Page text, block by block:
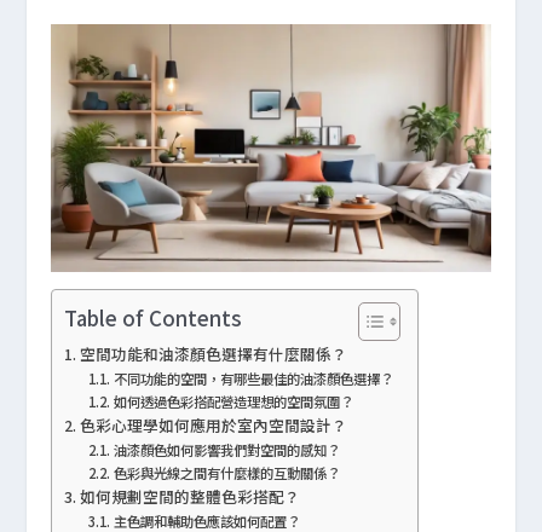
Table of Contents
空間功能和油漆顏色選擇有什麼關係？
不同功能的空間，有哪些最佳的油漆顏色選擇？
如何透過色彩搭配營造理想的空間氛圍？
色彩心理學如何應用於室內空間設計？
油漆顏色如何影響我們對空間的感知？
色彩與光線之間有什麼樣的互動關係？
如何規劃空間的整體色彩搭配？
主色調和輔助色應該如何配置？